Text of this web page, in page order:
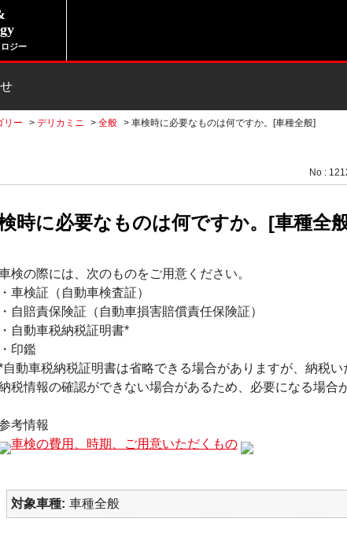
ジー
リー > デリカミニ > 全般 > 車検時に必要なものは何ですか。[車種全般]
No :
時に必要なものは何ですか。[車種全
検の際には、次のものをご用意ください。
・車検証（自動車検査証）
・自賠責保険証（自動車損害賠償責任保険証）
・自動車税納税証明書*
・印鑑
自動車税納税証明書は省略できる場合がありますが、納税
税情報の確認ができない場合があるため、必要になる場合
考情報
車検の費用、時期、ご用意いただくもの
対象車種 車種全般